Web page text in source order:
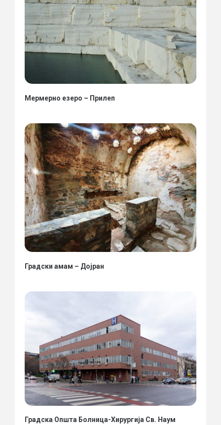
Мермерно езеро – Прилеп
Градски амам – Дојран
Градска Општа Болница-Хирургија Св. Наум